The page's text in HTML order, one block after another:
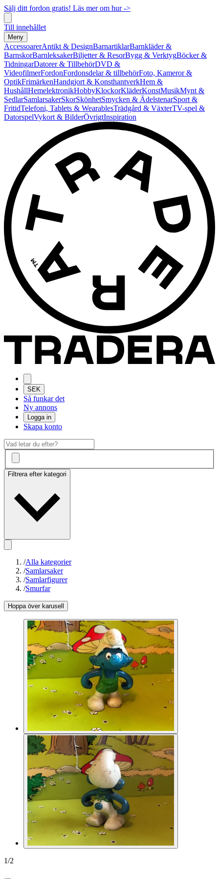
Sälj ditt fordon gratis! Läs mer om hur ->
Till innehållet
Meny
AccessoarerAntikt & DesignBarnartiklarBarnkläder &
BarnskorBarnleksakerBiljetter & ResorBygg & VerktygBöcker &
TidningarDatorer & TillbehörDVD &
VideofilmerFordonFordonsdelar & tillbehörFoto, Kameror &
OptikFrimärkenHandgjort & KonsthantverkHem &
HushållHemelektronikHobbyKlockorKläderKonstMusikMynt &
SedlarSamlarsakerSkorSkönhetSmycken & ÄdelstenarSport &
FritidTelefoni, Tablets & WearablesTrädgård & VäxterTV-spel &
DatorspelVykort & BilderÖvrigtInspiration
SEK
Så funkar det
Ny annons
Logga in
Skapa konto
Filtrera efter kategori
/Alla kategorier
/Samlarsaker
/Samlarfigurer
/Smurfar
Hoppa över karusell
1/2